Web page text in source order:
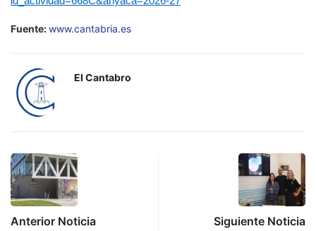
Fuente:www.cantabria.es
El Cantabro
Anterior Noticia Siguiente Noticia